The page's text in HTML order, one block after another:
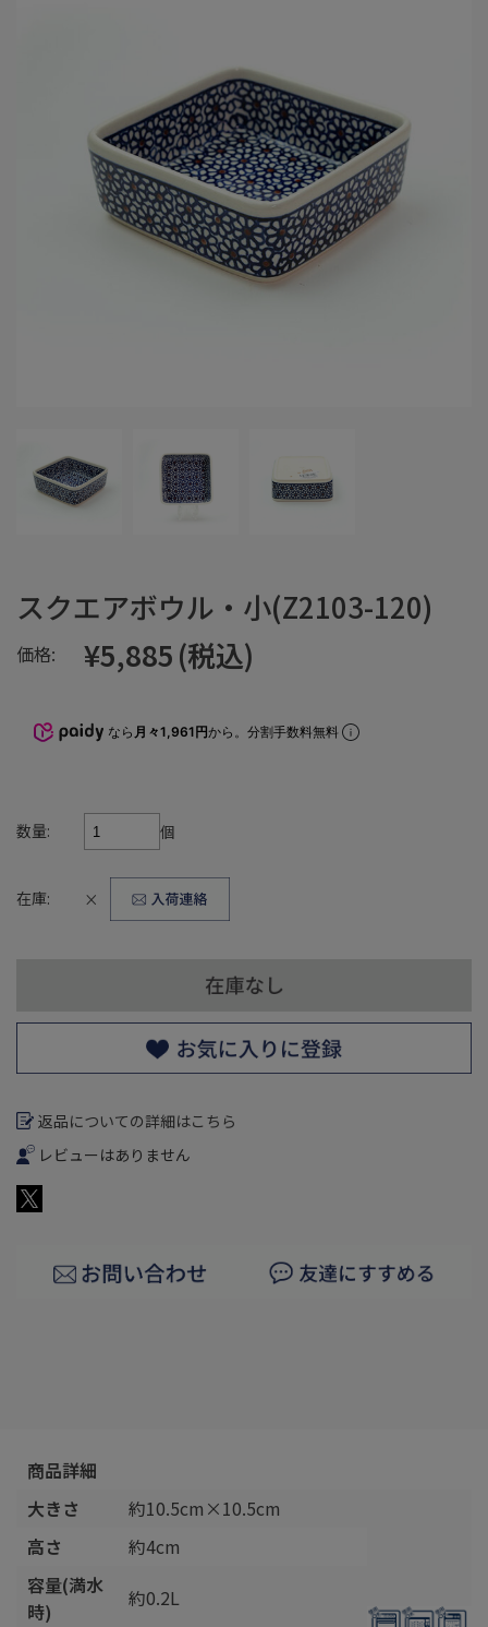
スクエアボウル・小(Z2103-120)
価格: ¥5,885(税込)
なら 月々1,961円から。分割手数料無料
数量: 個
在庫: ×
返品についての詳細はこちら
レビューはありません
商品詳細
大きさ
約10.5cm×10.5cm
高さ
約4cm
容量(満水
時)
約0.2L